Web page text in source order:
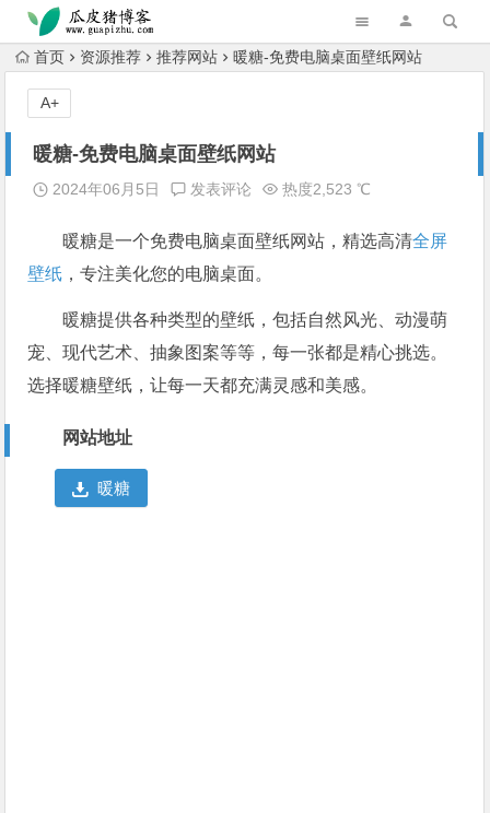
跳转到主内容
首页 资源推荐 推荐网站 暖糖-免费电脑桌面壁纸网站
暖糖-免费电脑桌面壁纸网站
2024年06月5日 发表评论 热度2,523 ℃
暖糖是一个免费电脑桌面壁纸网站，精选高清全屏
壁纸 ，专注美化您的电脑桌面。
暖糖提供各种类型的壁纸，包括自然风光、动漫萌
宠、现代艺术、抽象图案等等，每一张都是精心挑选。
选择暖糖壁纸，让每一天都充满灵感和美感。
网站地址
暖糖
A+